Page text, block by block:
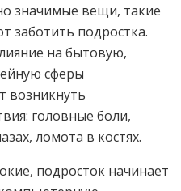
значимые вещи, такие
заботить подростка.
на бытовую,
сферы
возникнуть
головные боли,
ломота в костях.
подросток начинает